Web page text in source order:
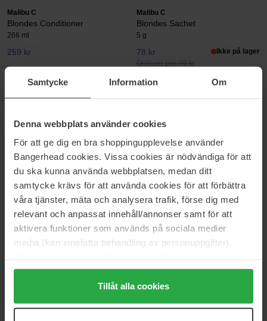
Samtycke Information Om
Denna webbplats använder cookies
För att ge dig en bra shoppingupplevelse använder
Bangerhead cookies. Vissa cookies är nödvändiga för att
du ska kunna använda webbplatsen, medan ditt
samtycke krävs för att använda cookies för att förbättra
våra tjänster, mäta och analysera trafik, förse dig med
relevant och anpassat innehåll/annonser samt för att
aktivera funktioner som används på sociala medier
media (kan innefatta behandling av personuppgifter).
Genom att trycka på "Tillåt alla cookies" accepterar du
alla cookies, medan du under "Detaljer" kan anpassa
användningen av cookies. Du kan när som helst återkalla
Tillåt alla cookies
Malibu C
Blondes Conditioner
266 ml
259 kr
Malibu C
Blondes Sachet
5 g
78 kr
Ordinær pris 86 kr
Ikke på lager
Blondes Shampoo
259 kr
Hard Water Conditioner
259 kr
Malibu C
Hard Water Sachet
5 g
78 kr
Ordinær pris 86 kr
Ikke på lager
Hard Water Shampoo
266 ml
259 kr Ikke på lager
Malibu C Malibu C
Ordinær pris 75 kr